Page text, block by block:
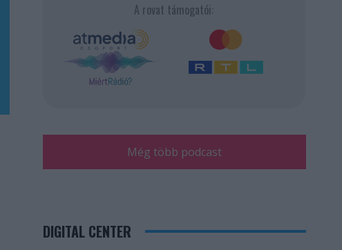
A rovat támogatói:
Még több podcast
DIGITAL CENTER